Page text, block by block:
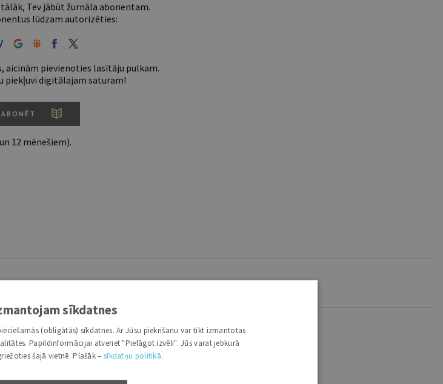
Tev jābūt žurnāla abonentam.
lūdzam autorizēties:
aicinām pievienoties lasītāju pulkam.
piekļuvi digitālajam saturam!
ABONĒT
12 mēnešiem).
Numura tēma
sīkdatnes
(obligātās) sīkdatnes. Ar Jūsu piekrišanu var tikt izmantotas
Papildinformācijai atveriet "Pielāgot izvēli". Jūs varat jebkurā
šajā vietnē. Plašāk – sīkdatņu politikā.